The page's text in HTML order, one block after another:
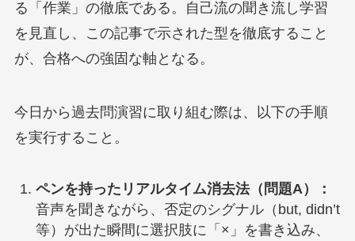
る「作業」の徹底である。自己流の聞き流し学習
を見直し、この記事で示された型を徹底すること
が、合格への強固な軸となる。
今日から過去問演習に取り組む際は、以下の手順
を実行すること。
ペンを持ったリアルタイム消去法（問題A）：
音声を聞きながら、否定のシグナル（but, didn’t
等）が出た瞬間に選択肢に「×」を書き込み、